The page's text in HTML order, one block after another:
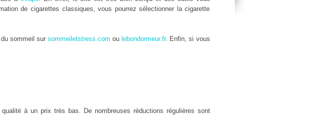
de cigarettes classiques, vous pourrez sélectionner la cigarette
sommeil sursommeiletstress.com ou lebondormeur.fr. Enfin, si vous
à un prix très bas. De nombreuses réductions régulières sont